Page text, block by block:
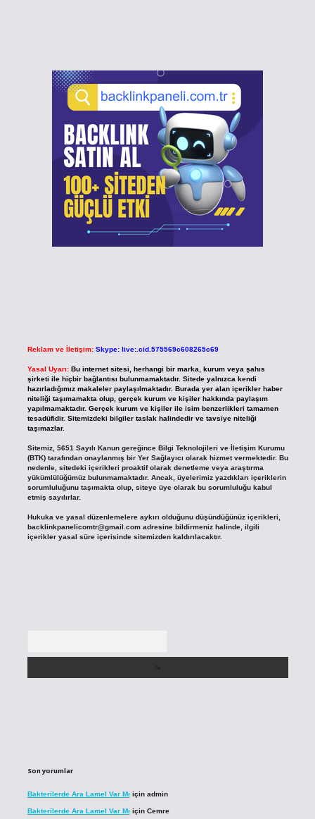
Reklam ve İletişim: Skype: live:.cid.575569c608265c69
Yasal Uyarı: Bu internet sitesi, herhangi bir marka, kurum veya şahıs
şirketi ile hiçbir bağlantısı bulunmamaktadır. Sitede yalnızca kendi
hazırladığımız makaleler paylaşılmaktadır. Burada yer alan içerikler haber
niteliği taşımamakta olup, gerçek kurum ve kişiler hakkında paylaşım
yapılmamaktadır. Gerçek kurum ve kişiler ile isim benzerlikleri tamamen
tesadüfidir. Sitemizdeki bilgiler taslak halindedir ve tavsiye niteliği
taşımazlar.
Sitemiz, 5651 Sayılı Kanun gereğince Bilgi Teknolojileri ve İletişim Kurumu
(BTK) tarafından onaylanmış bir Yer Sağlayıcı olarak hizmet vermektedir. Bu
nedenle, sitedeki içerikleri proaktif olarak denetleme veya araştırma
yükümlülüğümüz bulunmamaktadır. Ancak, üyelerimiz yazdıkları içeriklerin
sorumluluğunu taşımakta olup, siteye üye olarak bu sorumluluğu kabul
etmiş sayılırlar.
Hukuka ve yasal düzenlemelere aykırı olduğunu düşündüğünüz içerikleri,
backlinkpanelicomtr@gmail.comadresine bildirmeniz halinde, ilgili
içerikler yasal süre içerisinde sitemizden kaldırılacaktır.
Son yorumlar
Bakterilerde Ara Lamel Var Mı için admin
Bakterilerde Ara Lamel Var Mı için Cemre